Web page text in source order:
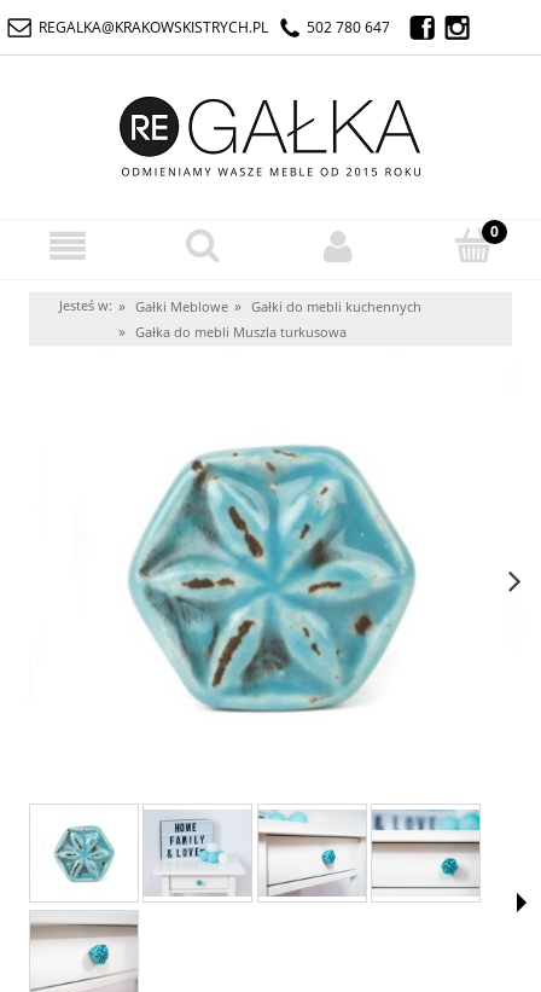
REGALKA@KRAKOWSKISTRYCH.PL 502 780 647
Jesteś w: » Gałki Meblowe » Gałki do mebli kuchennych
» Gałka do mebli Muszla turkusowa